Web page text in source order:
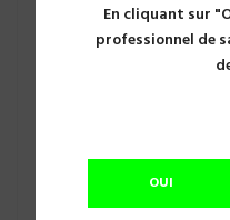
En cliquant sur
professionnel de
OUI